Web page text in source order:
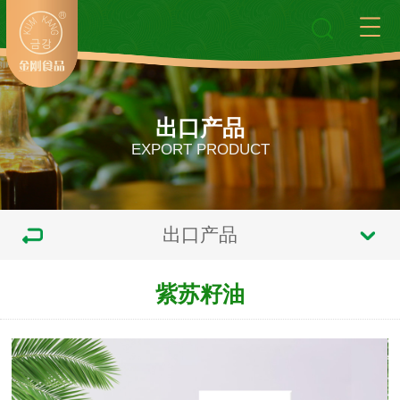
出口产品
EXPORT PRODUCT
出口产品
紫苏籽油